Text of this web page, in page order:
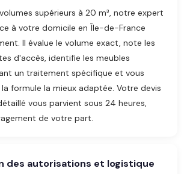
supérieurs à 20 m³, notre expert
à votre domicile en Île-de-France
Il évalue le volume exact, note les
d'accès, identifie les meubles
un traitement spécifique et vous
formule la mieux adaptée. Votre devis
vous parvient sous 24 heures,
de votre part.
des autorisations et logistique